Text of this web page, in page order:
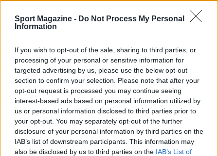
Sport Magazine - Do Not Process My Personal
Information
If you wish to opt-out of the sale, sharing to third parties, or
processing of your personal or sensitive information for
targeted advertising by us, please use the below opt-out
section to confirm your selection. Please note that after your
opt-out request is processed you may continue seeing
interest-based ads based on personal information utilized by
us or personal information disclosed to third parties prior to
your opt-out. You may separately opt-out of the further
disclosure of your personal information by third parties on the
IAB’s list of downstream participants. This information may
also be disclosed by us to third parties on the IAB’s List of
L’evento si collega strettamente anche al mondo
della musica: uscite discografiche ufficiali e
tra cui “Echo” presentato da Daddy Yankee con
Shenseea il 29 aprile e “Dai Dai” di Shakira con
Burna Boy, annunciata con lancio previsto per il
14 maggio. Questi elementi sottolineano come i
Mondiali 2026siano pensati non solo come una
competizione sportiva ma come un grande
evento culturale globale.